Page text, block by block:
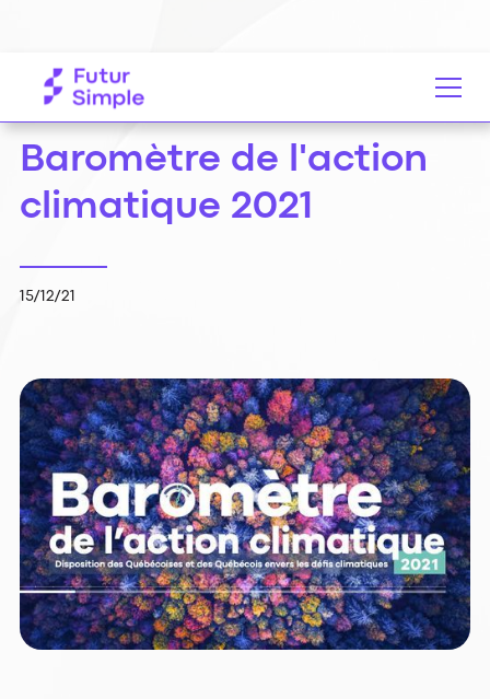
Ressources Baromètre de l'action climatique 2021
Baromètre de l'action
climatique 2021
15/12/21